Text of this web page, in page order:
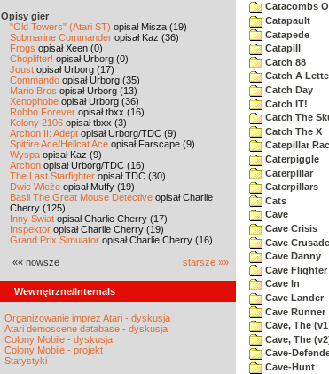
Opisy gier
"Old Towers" (Atari ST) opisał Misza (19)
Submarine Commander opisał Kaz (36)
Frogs opisał Xeen (0)
Choplifter! opisał Urborg (0)
Joust opisał Urborg (17)
Commando opisał Urborg (35)
Mario Bros opisał Urborg (13)
Xenophobe opisał Urborg (36)
Robbo Forever opisał tbxx (16)
Kolony 2106 opisał tbxx (3)
Archon II: Adept opisał Urborg/TDC (9)
Spitfire Ace/Hellcat Ace opisał Farscape (9)
Wyspa opisał Kaz (9)
Archon opisał Urborg/TDC (16)
The Last Starfighter opisał TDC (30)
Dwie Wieże opisał Muffy (19)
Basil The Great Mouse Detective opisał Charlie
Cherry (125)
Inny Świat opisał Charlie Cherry (17)
Inspektor opisał Charlie Cherry (19)
Grand Prix Simulator opisał Charlie Cherry (16)
«« nowsze starsze »»
Wewnętrzne/Internals
Organizowanie imprez Atari - dyskusja
Atari demoscene database - dyskusja
Colony Mobile - dyskusja
Colony Mobile - projekt
Statystyki
Catacombs
Catapault
Catapede
Catapill
Catch 88
Catch A
Catch Day
Catch IT!
Catch The
Catch The X
Catepillar
Caterpiggle
Caterpillar
Caterpillars
Cats
Cave
Cave Crisis
Cave
Cave Danny
Cave Flighter
Cave In
Cave Lander
Cave Runner
Cave, The
Cave, The
Cave-
Cave-Hunt